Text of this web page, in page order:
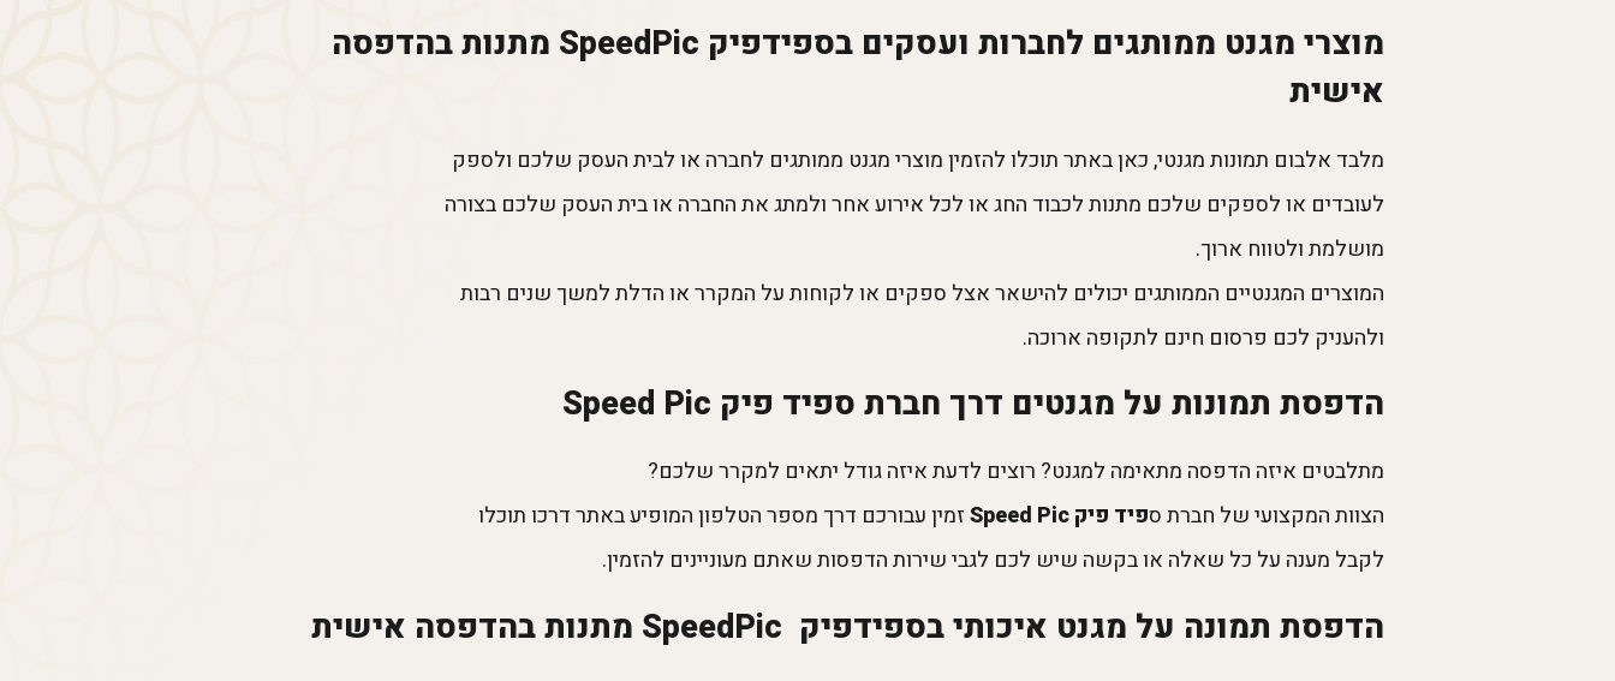
מוצרי מגנט ממותגים לחברות ועסקים בספידפיק SpeedPic מתנות בהדפסה
אישית
מלבד אלבום תמונות מגנטי, כאן באתר תוכלו להזמין מוצרי מגנט ממותגים לחברה או לבית העסק שלכם ולספק
לעובדים או לספקים שלכם מתנות לכבוד החג או לכל אירוע אחר ולמתג את החברה או בית העסק שלכם בצורה
מושלמת ולטווח ארוך.
המוצרים המגנטיים הממותגים יכולים להישאר אצל ספקים או לקוחות על המקרר או הדלת למשך שנים רבות
ולהעניק לכם פרסום חינם לתקופה ארוכה.
הדפסת תמונות על מגנטים דרך חברת ספיד פיק Speed Pic
מתלבטים איזה הדפסה מתאימה למגנט? רוצים לדעת איזה גודל יתאים למקרר שלכם?
הצוות המקצועי של חברת ספיד פיק Speed Pic
זמין עבורכם דרך מספר הטלפון המופיע באתר דרכו תוכלו
לקבל מענה על כל שאלה או בקשה שיש לכם לגבי שירות הדפסות שאתם מעוניינים להזמין.
הדפסת תמונה על מגנט איכותי בספידפיק SpeedPic מתנות בהדפסה אישית